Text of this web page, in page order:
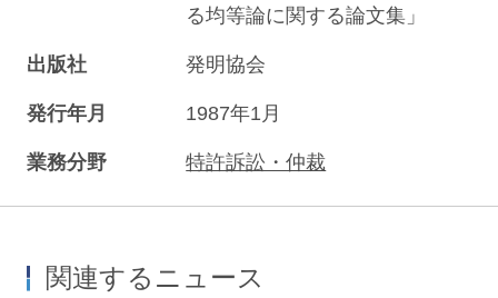
る均等論に関する論文集」
出版社 発明協会
発行年月 1987年1月
業務分野 特許訴訟・仲裁
関連するニュース